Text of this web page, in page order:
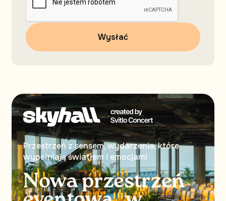
Przestrzeń z sensem, wydarzenia, które
wypełniają światłem i emocjami
Nowa przestrzeń